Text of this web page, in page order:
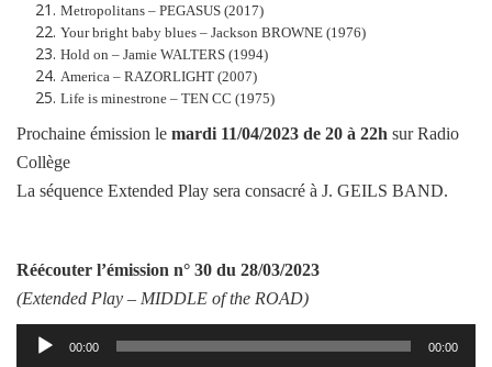
Metropolitans – PEGASUS (2017)
Your bright baby blues – Jackson BROWNE (1976)
Hold on – Jamie WALTERS (1994)
America – RAZORLIGHT (2007)
Life is minestrone – TEN CC (1975)
Prochaine émission le mardi 11/04/2023 de 20 à 22h sur Radio
Collège
La séquence Extended Play sera consacré à J. GEILS BAND.
Réécouter l’émission n° 30 du 28/03/2023
(Extended Play – MIDDLE of the ROAD)
Lecteur
audio
00:00 00:00